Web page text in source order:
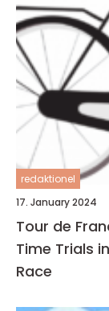
redaktionel
17. January 2024
Tour de
Time Trials
Race